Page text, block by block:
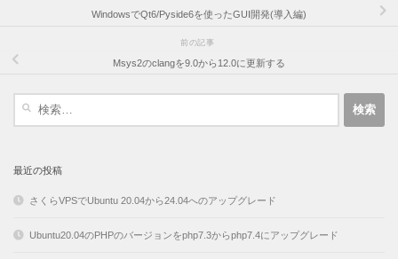
WindowsでQt6/Pyside6を使ったGUI開発(導入編)
前の記事
Msys2のclangを9.0から12.0に更新する
最近の投稿
さくらVPSでUbuntu 20.04から24.04へのアップグレード
Ubuntu20.04のPHPのバージョンをphp7.3からphp7.4にアップグレード